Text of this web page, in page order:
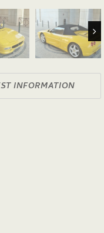
Next
INFORMATION